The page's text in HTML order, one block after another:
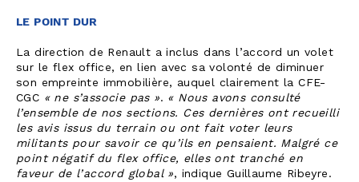
LE POINT DUR
La direction de Renault a inclus dans l’accord un volet
sur le flex office, en lien avec sa volonté de diminuer
son empreinte immobilière, auquel clairement la CFE-
CGC « ne s’associe pas ». « Nous avons consulté
l’ensemble de nos sections. Ces dernières ont recueilli
les avis issus du terrain ou ont fait voter leurs
militants pour savoir ce qu’ils en pensaient. Malgré ce
point négatif du flex office, elles ont tranché en
faveur de l’accord global », indique Guillaume Ribeyre.